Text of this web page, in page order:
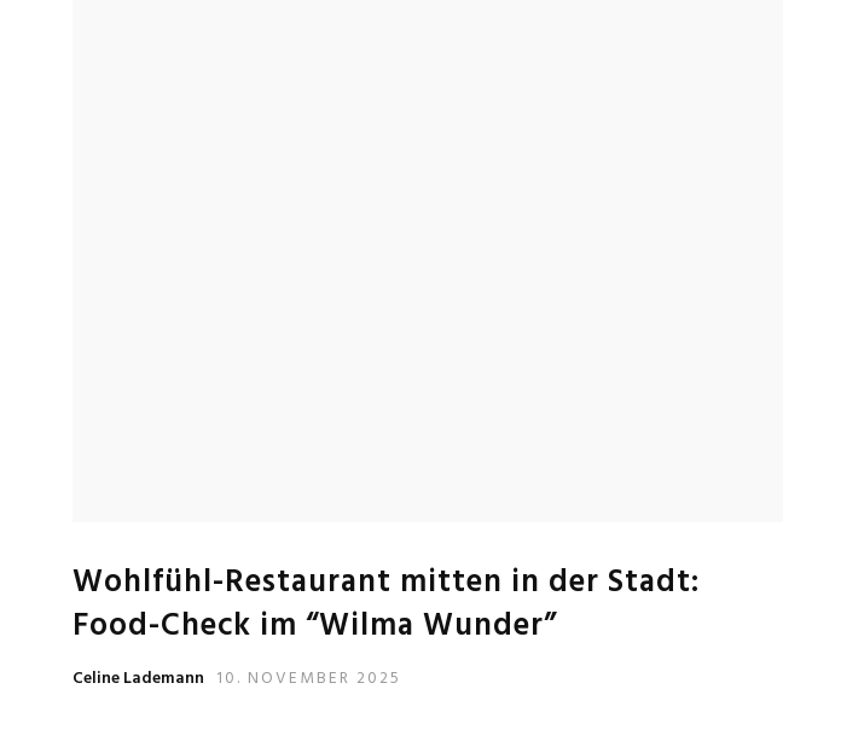
Wohlfühl-Restaurant mitten in der Stadt:
Food-Check im “Wilma Wunder”
Celine Lademann 10. NOVEMBER 2025